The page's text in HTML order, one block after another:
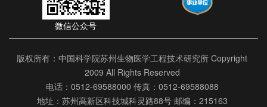
微信公众号
版权所有：中国科学院苏州生物医学工程技术研究所 Copyright
2009 All Rights Reserved
电话：0512-69588000 传真：0512-69588088
地址：苏州高新区科技城科灵路88号 邮编：215163